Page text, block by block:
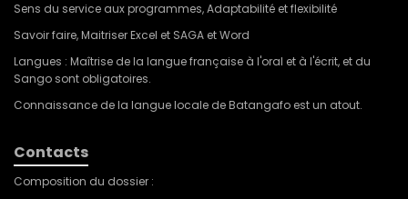
Sens du service aux programmes, Adaptabilité et flexibilité
Savoir faire, Maitriser Excel et SAGA et Word
Langues : Maîtrise de la langue française à l'oral et à l'écrit, et du
Sango sont obligatoires.
Connaissance de la langue locale de Batangafo est un atout.
Contacts
Composition du dossier :